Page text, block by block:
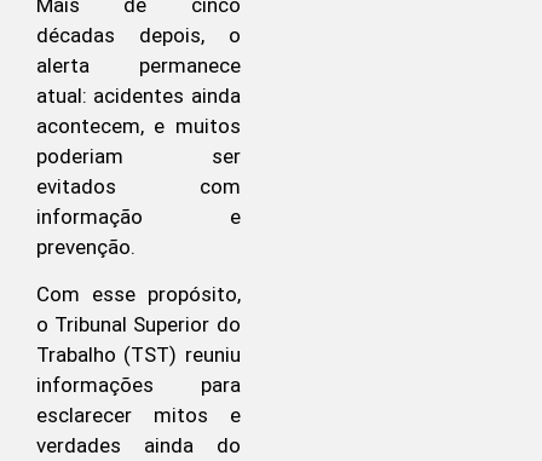
décadas depois, o
alerta permanece
atual: acidentes ainda
acontecem, e muitos
poderiam ser
evitados com
informação e
prevenção.
Com esse propósito,
o Tribunal Superior do
Trabalho (TST) reuniu
informações para
esclarecer mitos e
verdades ainda do